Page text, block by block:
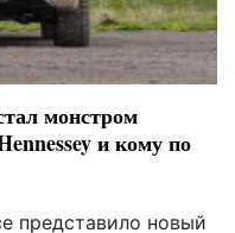
монстром
и кому по
представило новый